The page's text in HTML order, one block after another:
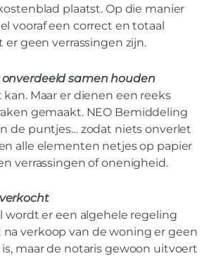
plaatst. Op die manier
vooraf een correct en totaal
er geen verrassingen zijn.
samen houden
kan. Maar er dienen een reeks
gemaakt. NEO Bemiddeling
de puntjes… zodat niets onverlet
alle elementen netjes op papier
verrassingen of onenigheid.
wordt er een algehele regeling
verkoop van de woning er geen
maar de notaris gewoon uitvoert